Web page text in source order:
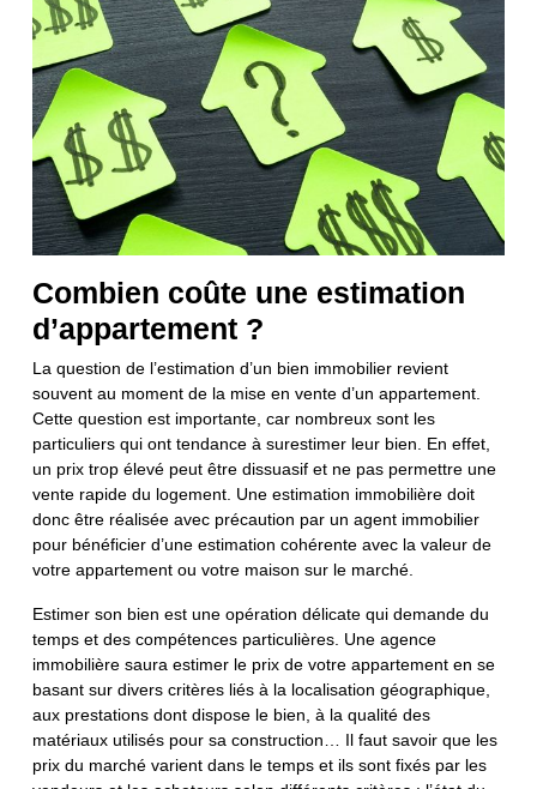
Combien coûte une estimation
d’appartement ?
La question de l’estimation d’un bien immobilier revient
souvent au moment de la mise en vente d’un appartement.
Cette question est importante, car nombreux sont les
particuliers qui ont tendance à surestimer leur bien. En effet,
un prix trop élevé peut être dissuasif et ne pas permettre une
vente rapide du logement. Une estimation immobilière doit
donc être réalisée avec précaution par un agent immobilier
pour bénéficier d’une estimation cohérente avec la valeur de
votre appartement ou votre maison sur le marché.
Estimer son bien est une opération délicate qui demande du
temps et des compétences particulières. Une agence
immobilière saura estimer le prix de votre appartement en se
basant sur divers critères liés à la localisation géographique,
aux prestations dont dispose le bien, à la qualité des
matériaux utilisés pour sa construction… Il faut savoir que les
prix du marché varient dans le temps et ils sont fixés par les